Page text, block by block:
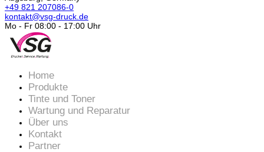
+49 821 207086-0
kontakt@vsg-druck.de
Mo - Fr 08:00 - 17:00 Uhr
Home
Produkte
Tinte und Toner
Wartung und Reparatur
Über uns
Kontakt
Partner